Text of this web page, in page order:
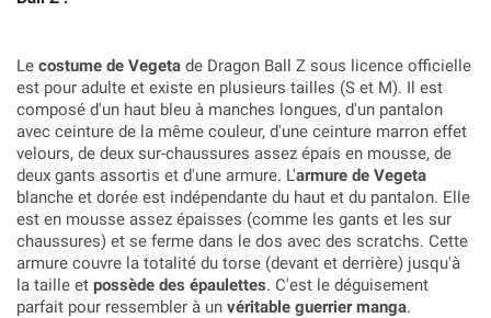
Le costume de Vegeta de Dragon Ball Z sous licence officielle
est pour adulte et existe en plusieurs tailles (S et M). Il est
composé d'un haut bleu à manches longues, d'un pantalon
avec ceinture de la même couleur, d'une ceinture marron effet
velours, de deux sur-chaussures assez épais en mousse, de
deux gants assortis et d'une armure. L'armure de Vegeta
blanche et dorée est indépendante du haut et du pantalon. Elle
est en mousse assez épaisses (comme les gants et les sur
chaussures) et se ferme dans le dos avec des scratchs. Cette
armure couvre la totalité du torse (devant et derrière) jusqu'à
la taille et possède des épaulettes. C'est le déguisement
parfait pour ressembler à un véritable guerrier manga.